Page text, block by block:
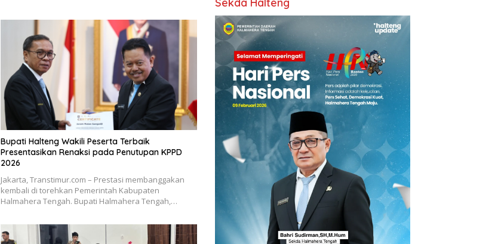
Bupati Halteng Wakili Peserta Terbaik
Presentasikan Renaksi pada Penutupan KPPD
2026
Jakarta, Transtimur.com – Prestasi membanggakan
kembali di torehkan Pemerintah Kabupaten
Halmahera Tengah. Bupati Halmahera Tengah,…